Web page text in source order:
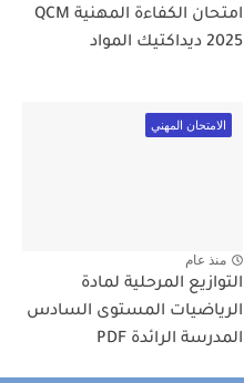
امتحان الكفاءة المهنية QCM
2025 ديداكتيك المواد
الامتحان المهني
منذ عام
التوازيع المرحلية لمادة
الرياضيات المستوى السادس
المدرسة الرائدة PDF